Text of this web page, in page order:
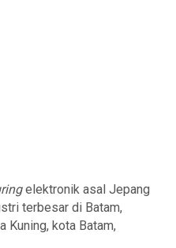
elektronik asal Jepang
terbesar di Batam,
Kuning, kota Batam,